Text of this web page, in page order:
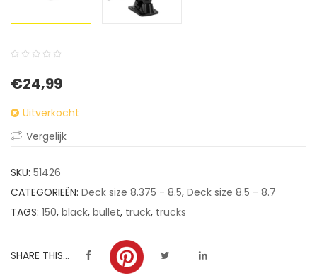
out
on
ratings
€24,99
Uitverkocht
Vergelijk
SKU: 51426
CATEGORIEËN: Deck size 8.375 - 8.5, Deck size 8.5 - 8.7
TAGS: 150, black, bullet, truck, trucks
SHARE THIS...